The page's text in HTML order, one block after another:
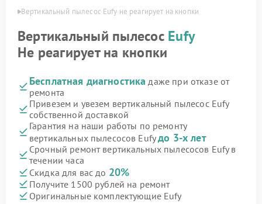
Вертикальный пылесос Eufy не реагирует на кнопки
Вертикальный пылесос Eufy
Не реагирует на кнопки
Бесплатная диагностика даже при отказе от
ремонта
Привезем и увезем вертикальный пылесос Eufy
собственной доставкой
Гарантия на наши работы по ремонту
вертикальных пылесосов Eufyдо 3-х лет
Срочный ремонт вертикальных пылесосов Eufy в
течении часа
Скидка для вас до 20%
Получите 1500 рублей на ремонт
Оригинальные комплектующие Eufy